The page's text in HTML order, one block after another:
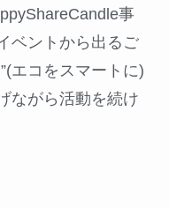
事
ベントから出るご
エコをスマートに)
ながら活動を続け